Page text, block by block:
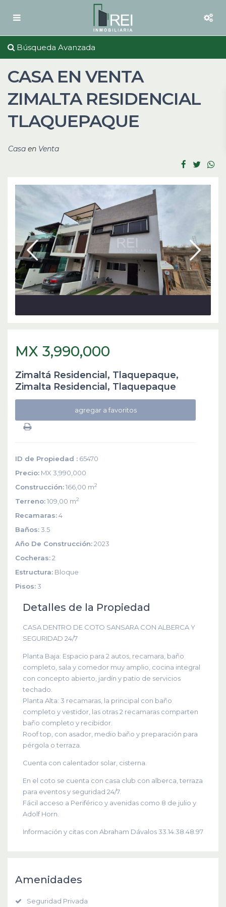
Búsqueda Avanzada
CASA EN VENTA
ZIMALTA RESIDENCIAL
TLAQUEPAQUE
Casa en Venta
MX 3,990,000
Zimaltá Residencial, Tlaquepaque,
Zimalta Residencial , Tlaquepaque
agregar a favoritos
ID de Propiedad : 65470
Precio: MX 3,990,000
Construcción:166,00 m2
Terreno:109,00 m2
Recamaras:4
Baños:3.5
Año De Construcción:2023
Cocheras:2
Estructura: Bloque
Pisos:3
Detalles de la Propiedad
CASA DENTRO DE COTO SANSARA CON ALBERCA Y
SEGURIDAD 24/7
Planta Baja: Espacio para 2 autos, recamara, baño
completo, sala y comedor muy amplio, cocina integral
con concepto abierto, jardín y patio de servicios
techado.
Planta Alta: 3 recamaras, la principal con baño
completo y vestidor, las otras 2 recamaras comparten
baño completo y recibidor.
Roof top, con asador, medio baño y preparación para
pérgola o terraza.
Cuenta con calentador solar, cisterna.
En el coto se cuenta con casa club con alberca, terraza
para eventos y seguridad 24/7.
Fácil acceso a Periférico y avenidas como 8 de julio y
Adolf Horn.
Información y citas con Abraham Dávalos 33.14.38.48.97
Amenidades
Seguridad Privada